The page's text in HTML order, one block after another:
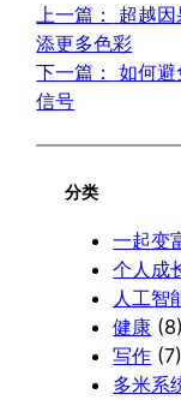
上一篇：
超越
添更多色彩
下一篇：
如何
信号
分类
一起变
个人成
人工智
健康 (8)
写作 (7)
多米系